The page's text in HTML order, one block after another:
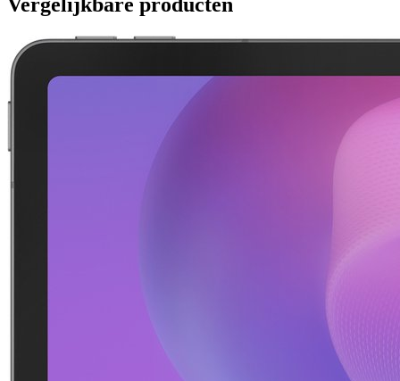
Vergelijkbare producten